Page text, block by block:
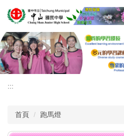
到
要
內
容
區
:::
首頁 跑馬燈